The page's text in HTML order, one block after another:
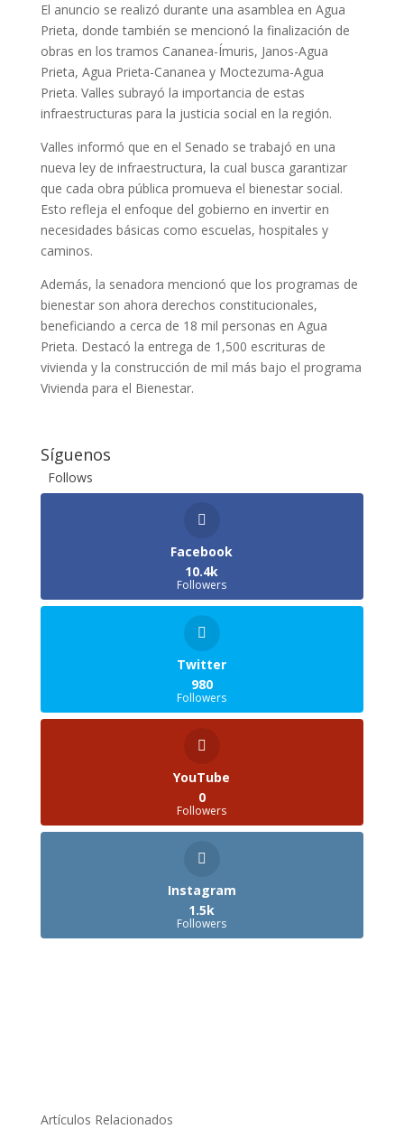
El anuncio se realizó durante una asamblea en Agua
Prieta, donde también se mencionó la finalización de
obras en los tramos Cananea-Ímuris, Janos-Agua
Prieta, Agua Prieta-Cananea y Moctezuma-Agua
Prieta. Valles subrayó la importancia de estas
infraestructuras para la justicia social en la región.
Valles informó que en el Senado se trabajó en una
nueva ley de infraestructura, la cual busca garantizar
que cada obra pública promueva el bienestar social.
Esto refleja el enfoque del gobierno en invertir en
necesidades básicas como escuelas, hospitales y
caminos.
Además, la senadora mencionó que los programas de
bienestar son ahora derechos constitucionales,
beneficiando a cerca de 18 mil personas en Agua
Prieta. Destacó la entrega de 1,500 escrituras de
vivienda y la construcción de mil más bajo el programa
Vivienda para el Bienestar.
Síguenos
Follows
Facebook
10.4k
Followers
Twitter
980
Followers
YouTube
0
Followers
Instagram
1.5k
Followers
Artículos Relacionados